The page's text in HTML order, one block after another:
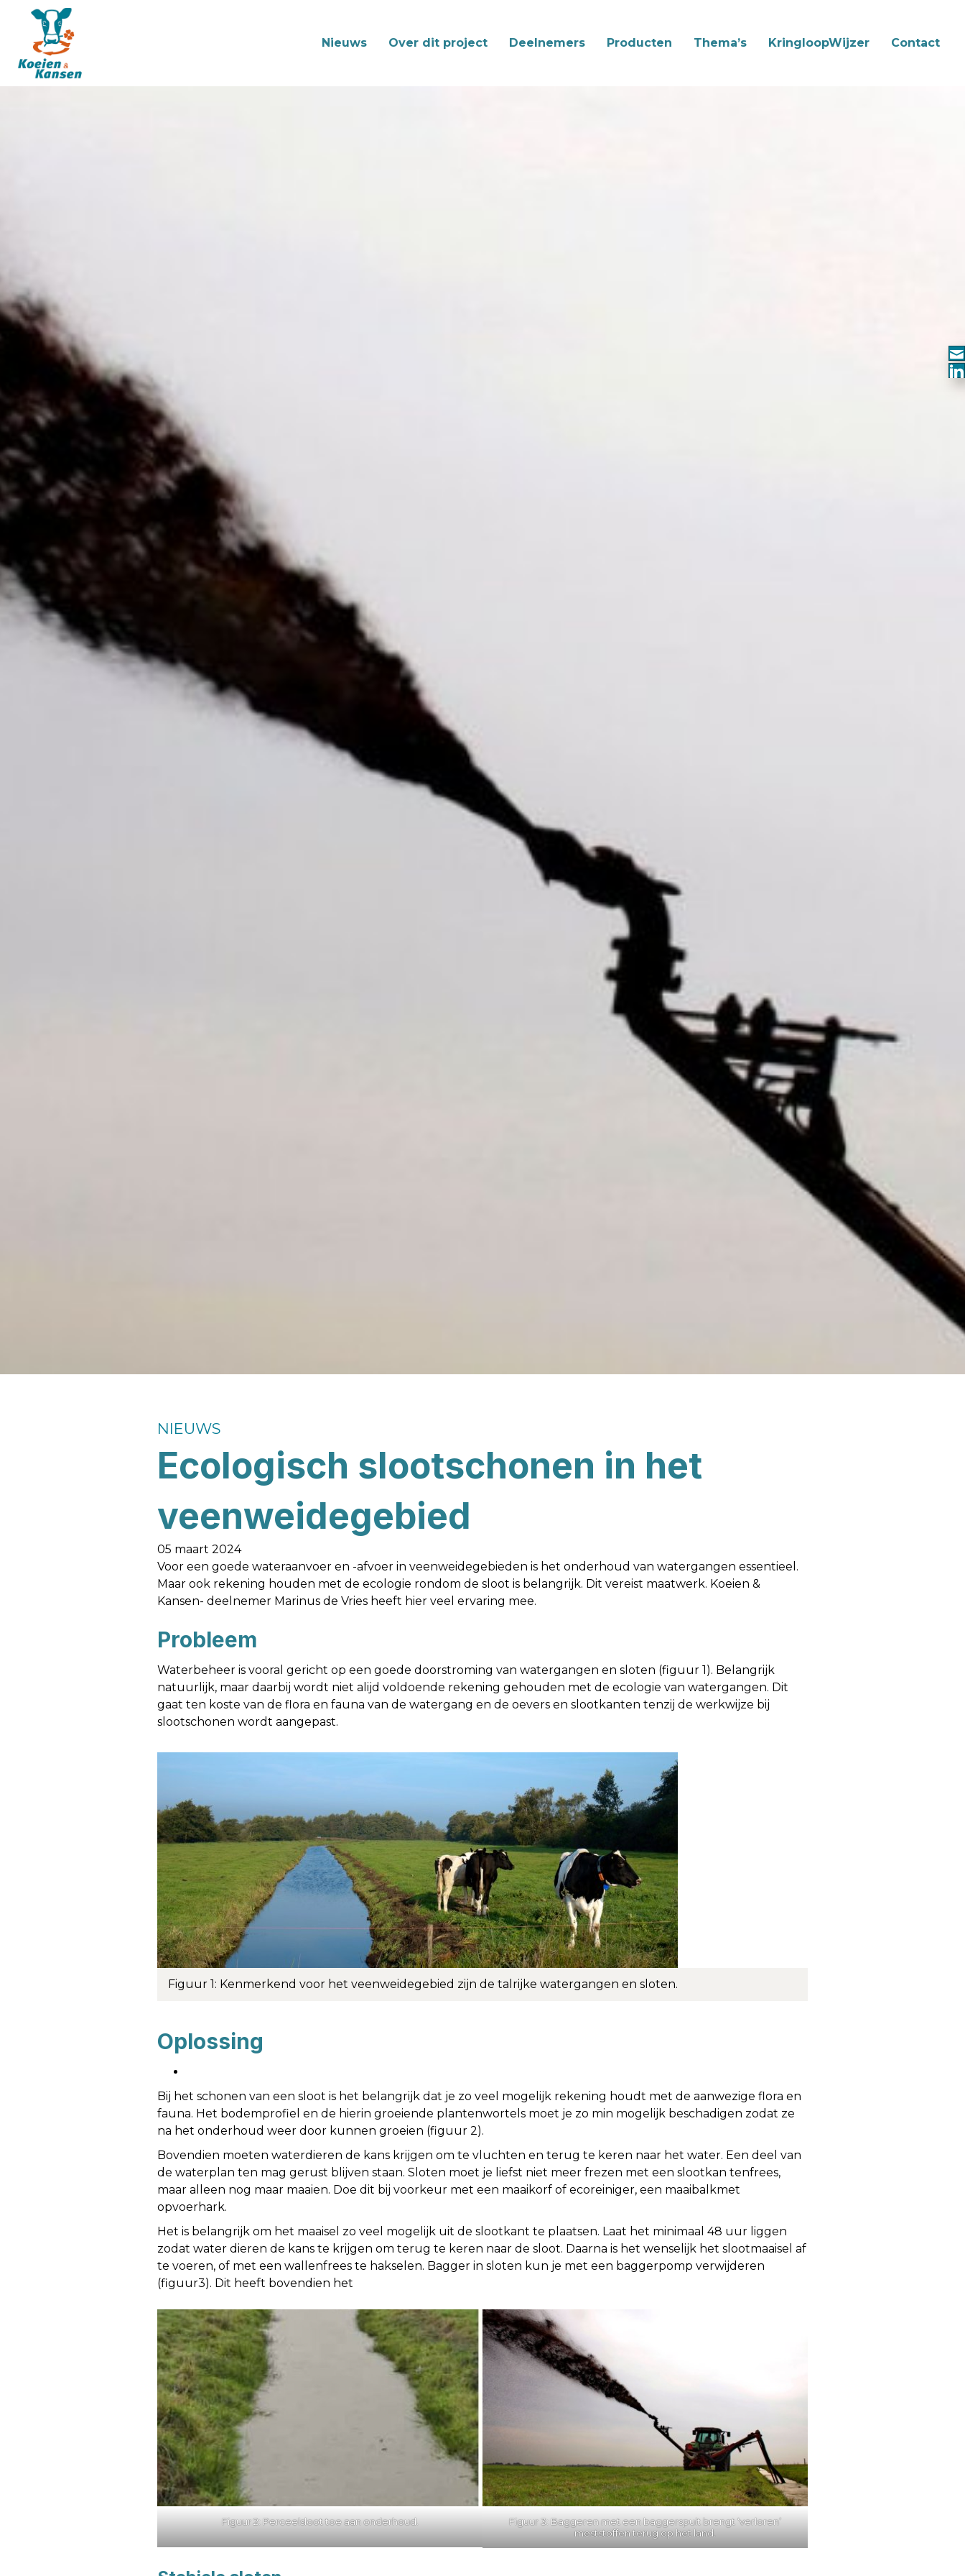
Nieuws Over dit project Deelnemers Producten Thema’s KringloopWijzer Contact
NIEUWS
Ecologisch slootschonen in het
veenweidegebied
05 maart 2024
Voor een goede wateraanvoer en -afvoer in veenweidegebieden is het onderhoud van watergangen essentieel.
Maar ook rekening houden met de ecologie rondom de sloot is belangrijk. Dit vereist maatwerk. Koeien &
Kansen- deelnemer Marinus de Vries heeft hier veel ervaring mee.
Probleem
Waterbeheer is vooral gericht op een goede doorstroming van watergangen en sloten (figuur 1). Belangrijk
natuurlijk, maar daarbij wordt niet alijd voldoende rekening gehouden met de ecologie van watergangen. Dit
gaat ten koste van de flora en fauna van de watergang en de oevers en slootkanten tenzij de werkwijze bij
slootschonen wordt aangepast.
Figuur 1: Kenmerkend voor het veenweidegebied zijn de talrijke watergangen en sloten.
Oplossing
Bij het schonen van een sloot is het belangrijk dat je zo veel mogelijk rekening houdt met de aanwezige flora en
fauna. Het bodemprofiel en de hierin groeiende plantenwortels moet je zo min mogelijk beschadigen zodat ze
na het onderhoud weer door kunnen groeien (figuur 2).
Bovendien moeten waterdieren de kans krijgen om te vluchten en terug te keren naar het water. Een deel van
de waterplan­ ten mag gerust blijven staan. Sloten moet je liefst niet meer frezen met een slootkan­ tenfrees,
maar alleen nog maar maaien. Doe dit bij voorkeur met een maaikorf of ecoreiniger, een maaibalkmet
opvoerhark.
Het is belangrijk om het maaisel zo veel mogelijk uit de slootkant te plaatsen. Laat het minimaal 48 uur liggen
zodat water­ dieren de kans te krijgen om terug te keren naar de sloot. Daarna is het wenselijk het slootmaaisel af
te voeren, of met een wallenfrees te hakselen. Bagger in sloten kun je met een baggerpomp verwijderen
(figuur3). Dit heeft bovendien het
Figuur 2: Perceelsloot toe aan onderhoud.
Figuur 3: Baggeren met een baggerspuit brengt ‘verloren’
meststoffen terug op het land.